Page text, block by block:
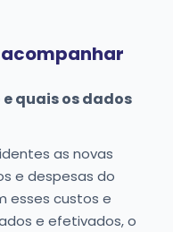
acompanhar
quais os dados
as novas
e despesas do
esses custos e
e efetivados, o